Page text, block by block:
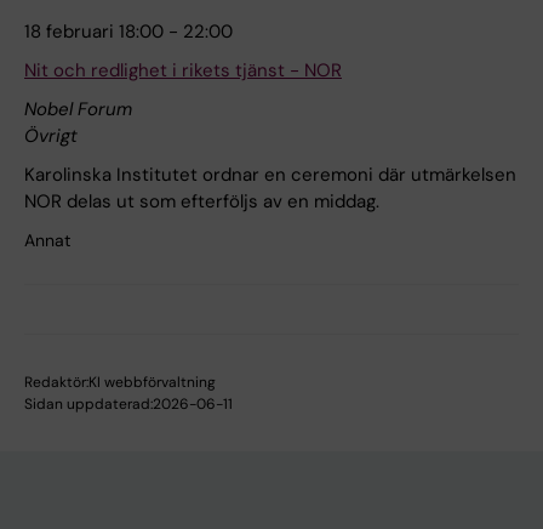
18 februari 18:00 - 22:00
Nit och redlighet i rikets tjänst - NOR
Nobel Forum
Övrigt
Karolinska Institutet ordnar en ceremoni där utmärkelsen
NOR delas ut som efterföljs av en middag.
Annat
Redaktör:KI webbförvaltning
Sidan uppdaterad:2026-06-11